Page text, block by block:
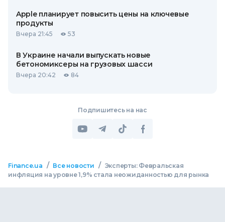
Apple планирует повысить цены на ключевые
продукты
Вчера 21:45 53
В Украине начали выпускать новые
бетономиксеры на грузовых шасси
Вчера 20:42 84
Подпишитесь на нас
Finance.ua / Все новости / Эксперты: Февральская
инфляция на уровне 1,9% стала неожиданностью для рынка